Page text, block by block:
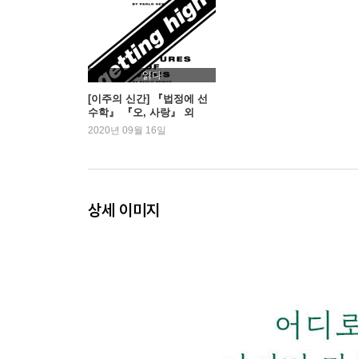
읽다
[이주의 신간] 『법정에 선
수학』 『오, 사랑』 외
2020년 09월 16일
상세 이미지